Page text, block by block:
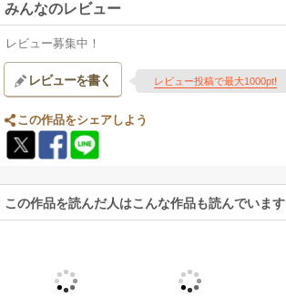
みんなのレビュー
レビュー募集中！
レビューを書く レビュー投稿で最大1000pt!
この作品をシェアしよう
この作品を読んだ人はこんな作品も読んでいます